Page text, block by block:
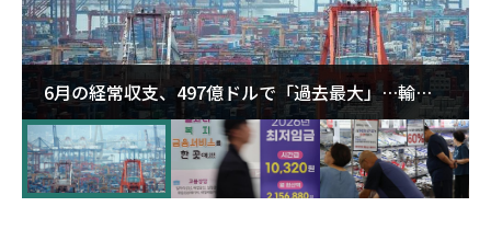
6月の経常収支、497億ドルで「過去最大」…輸出
が初の1000億ドル突破